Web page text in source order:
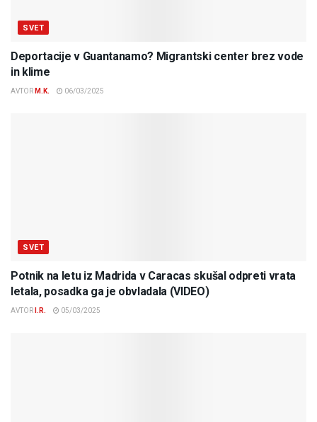
SVET
Deportacije v Guantanamo? Migrantski center brez vode
in klime
AVTOR M.K. 06/03/2025
SVET
Potnik na letu iz Madrida v Caracas skušal odpreti vrata
letala, posadka ga je obvladala (VIDEO)
AVTOR I.R. 05/03/2025